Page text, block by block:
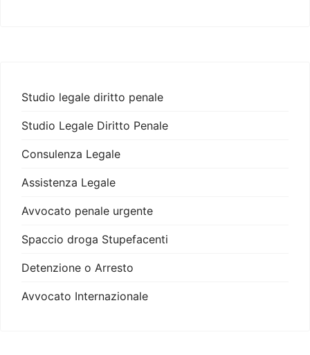
Studio legale diritto penale
Studio Legale Diritto Penale
Consulenza Legale
Assistenza Legale
Avvocato penale urgente
Spaccio droga Stupefacenti
Detenzione o Arresto
Avvocato Internazionale